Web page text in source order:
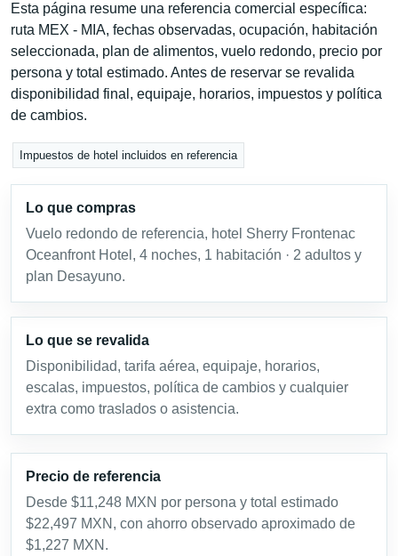
Esta página resume una referencia comercial específica:
ruta MEX - MIA, fechas observadas, ocupación, habitación
seleccionada, plan de alimentos, vuelo redondo, precio por
persona y total estimado. Antes de reservar se revalida
disponibilidad final, equipaje, horarios, impuestos y política
de cambios.
Impuestos de hotel incluidos en referencia
Lo que compras
Vuelo redondo de referencia, hotel Sherry Frontenac
Oceanfront Hotel, 4 noches, 1 habitación · 2 adultos y
plan Desayuno.
Lo que se revalida
Disponibilidad, tarifa aérea, equipaje, horarios,
escalas, impuestos, política de cambios y cualquier
extra como traslados o asistencia.
Precio de referencia
Desde $11,248 MXN por persona y total estimado
$22,497 MXN, con ahorro observado aproximado de
$1,227 MXN.